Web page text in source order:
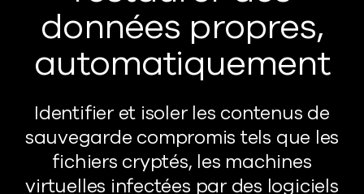
données propres,
automatiquement
Identifier et isoler les contenus de
sauvegarde compromis tels que les
fichiers cryptés, les machines
virtuelles infectées par des logiciels